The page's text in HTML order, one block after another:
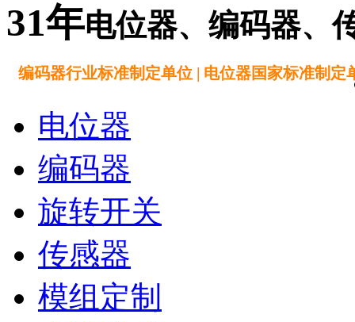
31年电位器、编码器、
编码器行业标准制定单位 | 电位器国家标准制定
电位器
编码器
旋转开关
传感器
模组定制